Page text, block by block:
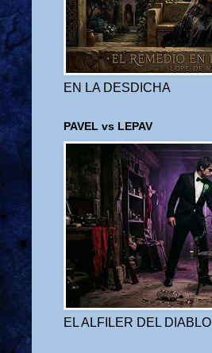
EN LA DESDICHA
PAVEL vs LEPAV
EL ALFILER DEL DIABLO